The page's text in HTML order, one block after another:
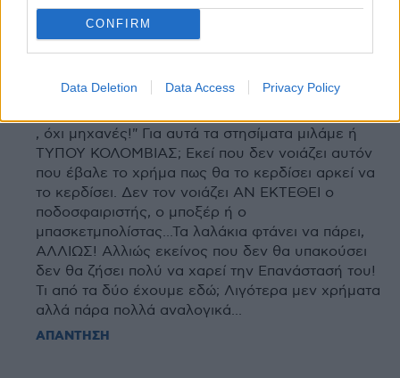
CONFIRM
Data Deletion Data Access Privacy Policy
πάει μια Ομάδα , που όλο τον καιρό πήγαινε τρένο
και ενώ παίζει με τον Πανκουκουτσαλευριακό θα
χάσει; Εκεί που όλοι θα πονηρευτούμε αλλά θα
ξεκαρφώματος λέγοντας "δεν μπορούμε και εμείς
, όχι μηχανές!" Για αυτά τα στησίματα μιλάμε ή
ΤΥΠΟΥ ΚΟΛΟΜΒΙΑΣ; Εκεί που δεν νοιάζει αυτόν
που έβαλε το χρήμα πως θα το κερδίσει αρκεί να
το κερδίσει. Δεν τον νοιάζει ΑΝ ΕΚΤΕΘΕΙ ο
ποδοσφαιριστής, ο μποξέρ ή ο
μπασκετμπολίστας...Τα λαλάκια φτάνει να πάρει,
ΑΛΛΙΩΣ! Αλλιώς εκείνος που δεν θα υπακούσει
δεν θα ζήσει πολύ να χαρεί την Επανάστασή του!
Τι από τα δύο έχουμε εδώ; Λιγότερα μεν χρήματα
αλλά πάρα πολλά αναλογικά...
ΑΠΑΝΤΗΣΗ